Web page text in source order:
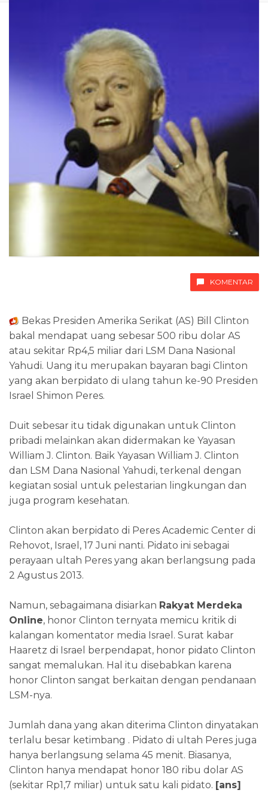
KOMENTAR
Bekas Presiden Amerika Serikat (AS) Bill Clinton
bakal mendapat uang sebesar 500 ribu dolar AS
atau sekitar Rp4,5 miliar dari LSM Dana Nasional
Yahudi. Uang itu merupakan bayaran bagi Clinton
yang akan berpidato di ulang tahun ke-90 Presiden
Israel Shimon Peres.
Duit sebesar itu tidak digunakan untuk Clinton
pribadi melainkan akan didermakan ke Yayasan
William J. Clinton. Baik Yayasan William J. Clinton
dan LSM Dana Nasional Yahudi, terkenal dengan
kegiatan sosial untuk pelestarian lingkungan dan
juga program kesehatan.
Clinton akan berpidato di Peres Academic Center di
Rehovot, Israel, 17 Juni nanti. Pidato ini sebagai
perayaan ultah Peres yang akan berlangsung pada
2 Agustus 2013.
Namun, sebagaimana disiarkan Rakyat Merdeka
Online, honor Clinton ternyata memicu kritik di
kalangan komentator media Israel. Surat kabar
Haaretz di Israel berpendapat, honor pidato Clinton
sangat memalukan. Hal itu disebabkan karena
honor Clinton sangat berkaitan dengan pendanaan
LSM-nya.
Jumlah dana yang akan diterima Clinton dinyatakan
terlalu besar ketimbang . Pidato di ultah Peres juga
hanya berlangsung selama 45 menit. Biasanya,
Clinton hanya mendapat honor 180 ribu dolar AS
(sekitar Rp1,7 miliar) untuk satu kali pidato. [ans]